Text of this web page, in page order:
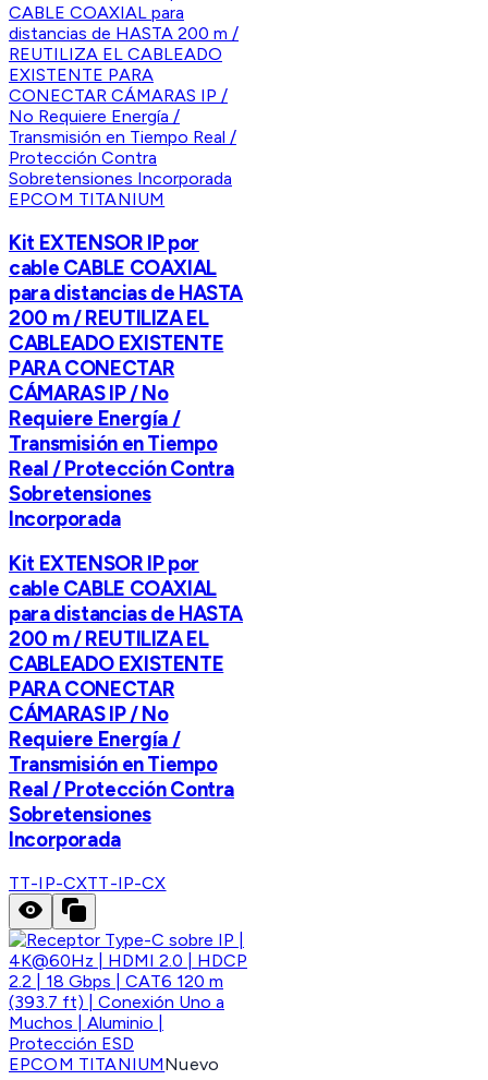
EPCOM TITANIUM
Kit EXTENSOR IP por
cable CABLE COAXIAL
para distancias de HASTA
200 m / REUTILIZA EL
CABLEADO EXISTENTE
PARA CONECTAR
CÁMARAS IP / No
Requiere Energía /
Transmisión en Tiempo
Real / Protección Contra
Sobretensiones
Incorporada
Kit EXTENSOR IP por
cable CABLE COAXIAL
para distancias de HASTA
200 m / REUTILIZA EL
CABLEADO EXISTENTE
PARA CONECTAR
CÁMARAS IP / No
Requiere Energía /
Transmisión en Tiempo
Real / Protección Contra
Sobretensiones
Incorporada
TT-IP-CXTT-IP-CX
EPCOM TITANIUMNuevo